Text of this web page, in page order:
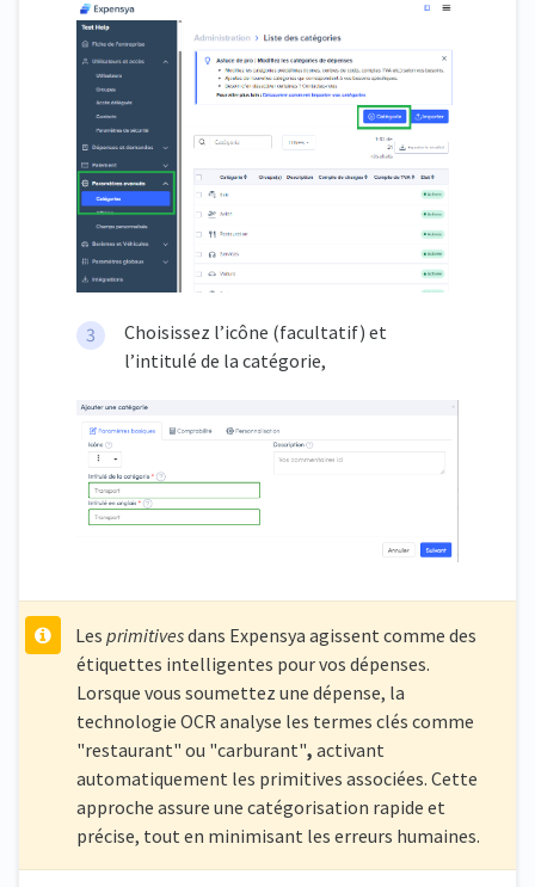
Choisissez l’icône (facultatif) et
l’intitulé de la catégorie,
Les primitivesdans Expensya agissent comme des
étiquettes intelligentes pour vos dépenses.
Lorsque vous soumettez une dépense, la
technologie OCR analyse les termes clés comme
"restaurant" ou "carburant", activant
automatiquement les primitives associées. Cette
approche assure une catégorisation rapide et
précise, tout en minimisant les erreurs humaines.